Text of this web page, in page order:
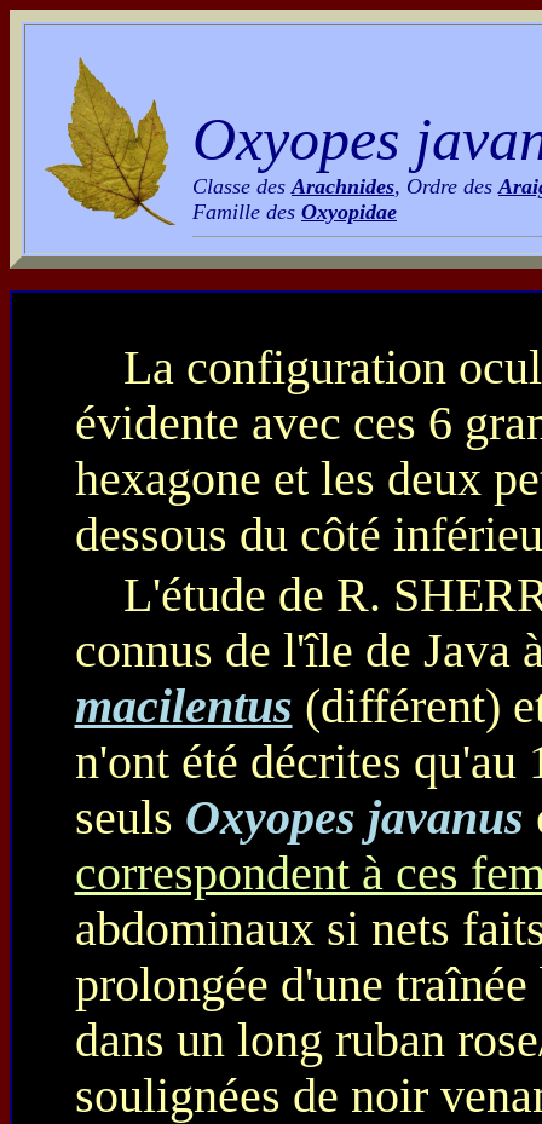
Oxyopes
Classe desArachnides, Ordre des
Famille des Oxyopidae
La configuration
évidente avec ces 6
hexagone et les deux
dessous du côté
L'étude de R.
connus de l'île de Java
macilentus (différent)
n'ont été décrites qu'au
seuls Oxyopes javanus
correspondent à ces
abdominaux si nets
prolongée d'une
dans un long ruban
soulignées de noir